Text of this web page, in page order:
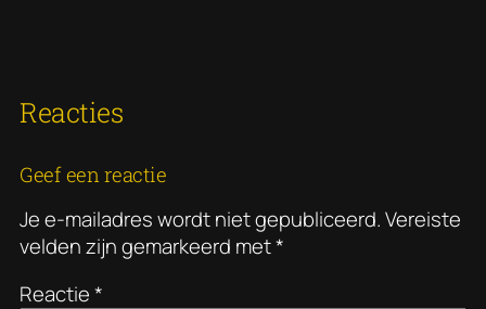
Reacties
Geef een reactie
Je e-mailadres wordt niet gepubliceerd.Vereiste
velden zijn gemarkeerd met*
Reactie*